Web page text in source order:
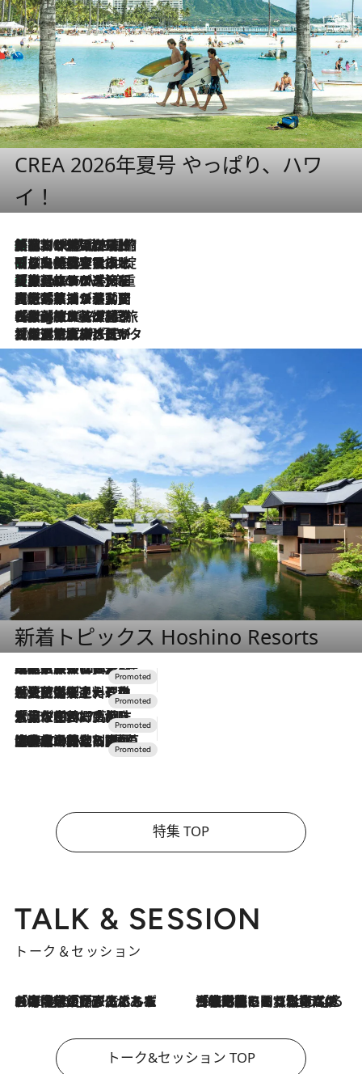
CREA 2026年夏号 やっぱり、ハワ
イ！
2026.8.6
「荷物が増えるほど旅ストレスは増す」美容ジャーナリストがたどり着いた最終結論。“化粧品を劇的に減らす”感動の凝縮美容とは
2026.8.6
「旅先には金髪ウィッグを持参」日本と同じメイクでは損してる!? 美容ジャーナリストが提案する“掟破りの旅美容”とは
2026.8.6
【厳選旅コスメ】「身軽さ＆UV対策重視！」ヘアアーティストshucoが選んだ夏旅ベストコスメを発表【Mサイズジップ】
2026.8.5
【厳選旅コスメ】国内をあちこち移動する河井菜摘が選んだ夏旅ベストコスメ発表！「リラックスアイテムはマスト」【Mサイズジップ】
2026.8.4
【厳選旅コスメ】「紫外線＆乾燥対策しながらメイク感も！」ヘア＆メイクGeorgeが選んだ夏旅ベストコスメを発表！【Mサイズジップ】
2026.8.3
【厳選旅コスメ】「保湿もタイパ重視！」“サウナ好き”タレント清水みさとが愛用する夏旅ベストコスメを発表！【Mサイズジップ】
新着トピックス Hoshino Resorts
2026.7.31
【ホテル帰省】という選択肢をOMOが提案。家族とほどよい距離を保つには「昼は実家、夜は気兼ねなくホテルで！」
2026.7.24
【夏限定ディナーコース】旬を迎える稚鮎や花ズッキーニなどをイタリア・トスカーナの郷土料理の手法で満喫！
2026.7.17
「土佐和ハーブかき氷」がOMO7高知に登場！生姜、山椒、大葉など目にも舌にも涼を呼ぶ郷土の味
2026.7.10
NEW OPEN！【界 草津】名湯の地に誕生。趣の異なる2種の温泉と上州ならではの会席・蕎麦割烹など美食を味わう究極の癒やし旅
特集 TOP
TALK & SESSION
トーク＆セッション
2026.8.3
「今後値上げがあるとすれば…」「リスクがあるのは今年の冬」エネルギー専門家が語る、ホルムズ海峡封鎖が家庭にもたらす“ある心配” 2026.8.3
「住宅建てられない…」「サーチャージ料の高値が続いている」ホルムズ海峡封鎖による影響はいつまで続く？《エネルギー専門家に聞く“どうなる日本の暮らし”》
トーク&セッション TOP